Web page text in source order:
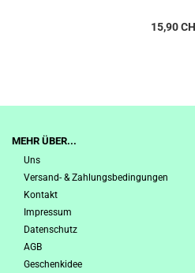
15,90
MEHR ÜBER...
Uns
Versand- & Zahlungsbedingungen
Kontakt
Impressum
Datenschutz
AGB
Geschenkidee